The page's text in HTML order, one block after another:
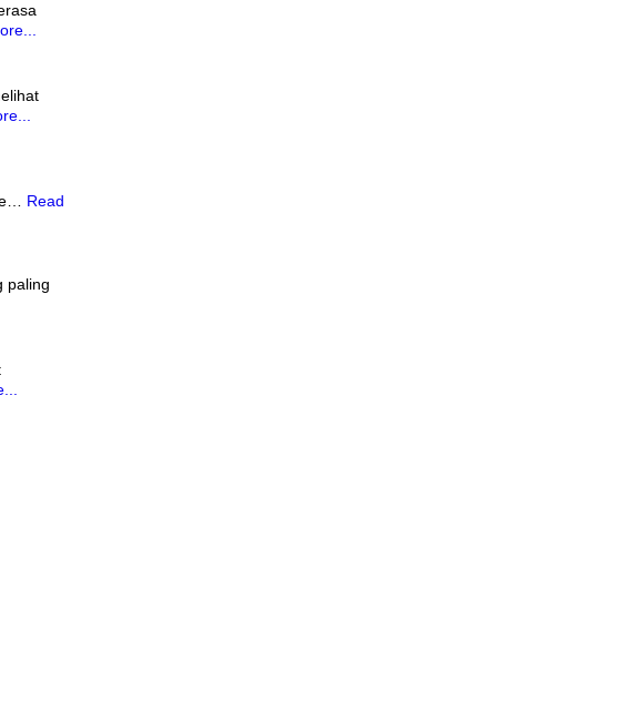
Read
paling